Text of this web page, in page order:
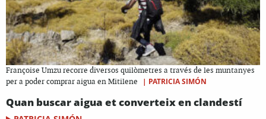
Françoise Umzu recorre diversos quilòmetres a través de les muntanyes
per a poder comprar aigua en Mitilene
| PATRICIA SIMÓN
Quan buscar aigua et converteix en clandestí